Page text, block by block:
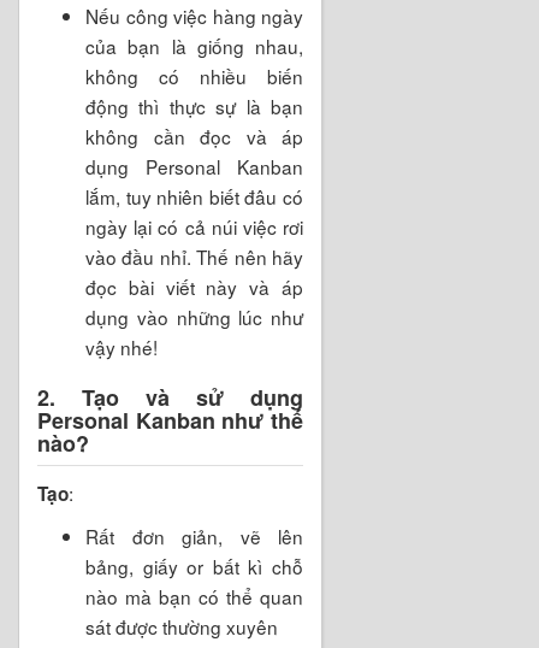
Nếu công việc hàng ngày
của bạn là giống nhau,
không có nhiều biến
động thì thực sự là bạn
không cần đọc và áp
dụng Personal Kanban
lắm, tuy nhiên biết đâu có
ngày lại có cả núi việc rơi
vào đầu nhỉ. Thế nên hãy
đọc bài viết này và áp
dụng vào những lúc như
vậy nhé!
2. Tạo và sử dụng
Personal Kanban như thế
nào?
Tạo:
Rất đơn giản, vẽ lên
bảng, giấy or bất kì chỗ
nào mà bạn có thể quan
sát được thường xuyên